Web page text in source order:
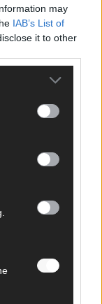
may
IAB’s List of
it to other
Redakteur alles,
hinter den
UP seht. Ob
filtern das
Punkt.